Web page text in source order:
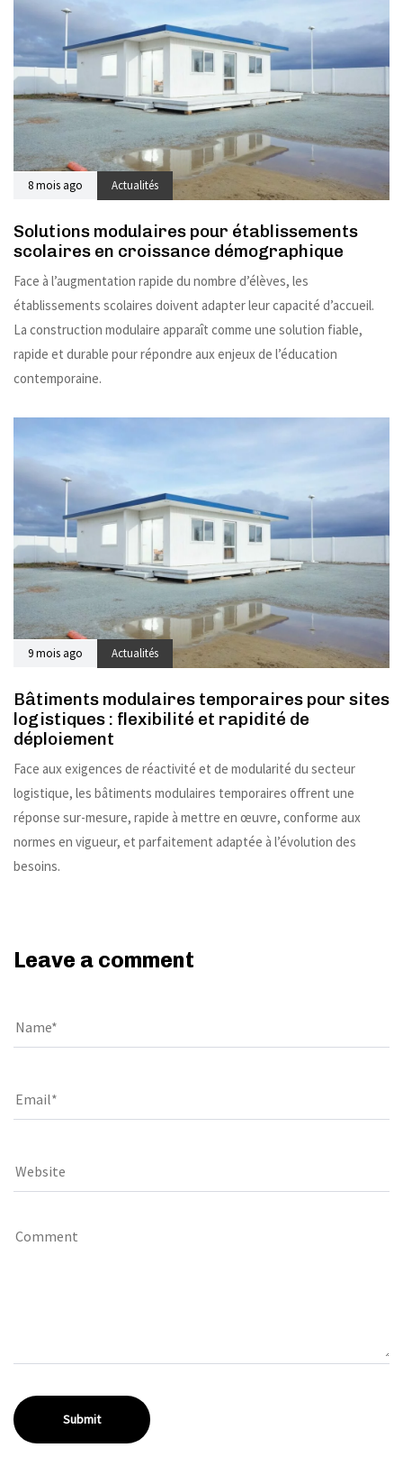
8 mois ago Actualités
Solutions modulaires pour établissements
scolaires en croissance démographique
Face à l’augmentation rapide du nombre d’élèves, les
établissements scolaires doivent adapter leur capacité d’accueil.
La construction modulaire apparaît comme une solution fiable,
rapide et durable pour répondre aux enjeux de l’éducation
contemporaine.
9 mois ago Actualités
Bâtiments modulaires temporaires pour sites
logistiques : flexibilité et rapidité de
déploiement
Face aux exigences de réactivité et de modularité du secteur
logistique, les bâtiments modulaires temporaires offrent une
réponse sur-mesure, rapide à mettre en œuvre, conforme aux
normes en vigueur, et parfaitement adaptée à l’évolution des
besoins.
Leave a comment